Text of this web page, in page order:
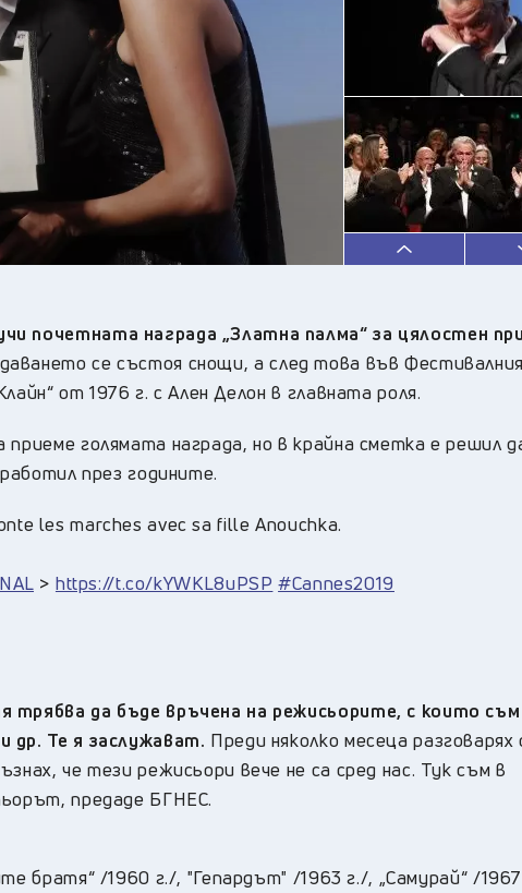
22°C
Плевен , 26°C
Пловдив , 27°C
Разград , 24°C
Русе °C
Силистра 26°C
Сливен 25°C
Смолян , 20°C
23°C
Хасково , 22°C
Шумен , 26°C
Ямбол , 26°C
почетната награда „Златна палма“ за цялостен
се състоя снощи, а след това във Фестивалния
от 1976 г. с Ален Делон в главната роля.
голямата награда, но в крайна сметка е решил
през годините.
les marches avec sa fille Anouchka.
> https://t.co/kYWKL8uPSP #Cannes2019
да бъде връчена на режисьорите, с които съм
др. Те я заслужават. Преди няколко месеца разговарях
че тези режисьори вече не са сред нас. Тук съм в
предаде БГНЕС.
братя“ /1960 г./, "Гепардът" /1963 г./, „Самурай“ /